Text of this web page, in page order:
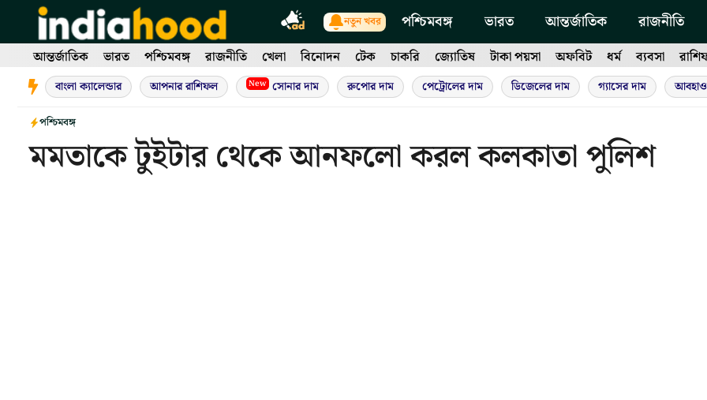
content
নতুন খবর পশ্চিমবঙ্গ ভারত আন্তর্জাতিক রাজনীতি
আন্তর্জাতিক ভারত পশ্চিমবঙ্গ রাজনীতি খেলা বিনোদন টেক চাকরি জ্যোতিষ টাকা পয়সা অফবিট ধর্ম ব্যবসা
বাংলা ক্যালেন্ডার আপনার রাশিফল New সোনার দাম রুপোর দাম পেট্রোলের দাম ডিজেলের দাম গ্যাসের দাম
পশ্চিমবঙ্গ
মমতাকে টুইটার থেকে আনফলো করল কলকাতা পুলিশ